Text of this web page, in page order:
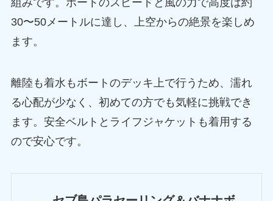
組みです。ボートのスピードと風の力で高度は約
30〜50メートルに達し、上空からの絶景を楽しめ
ます。
離陸も着水もボートのデッキ上で行うため、濡れ
る心配が少なく、初めての方でも気軽に挑戦でき
ます。安全ベルトとライフジャケットも着用する
ので安心です。